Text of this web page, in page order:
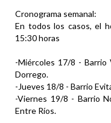
Cronograma semanal:
En todos los casos, el
15:30 horas
-Miércoles 17/8 - Barrio
Dorrego.
-Jueves 18/8 - Barrio
-Viernes 19/8 - Barrio
Entre Ríos.